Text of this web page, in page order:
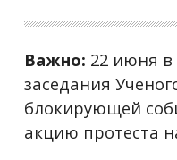
Важно: 22 июня в
заседания
блокирующей
акцию протеста